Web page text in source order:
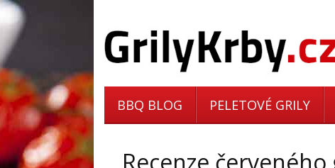
BBQ BLOG PELETOVÉ GRILY